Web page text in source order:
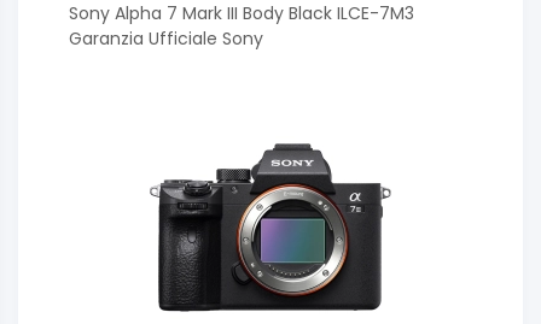
Sony Alpha 7 Mark III Body Black ILCE-7M3
Garanzia Ufficiale Sony